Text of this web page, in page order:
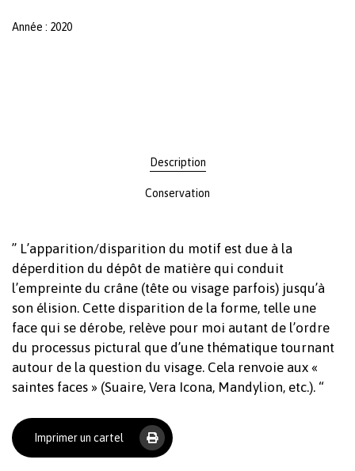
Votre panier est vide.
Année : 2020
Description
Conservation
” L’apparition/disparition du motif est due à la
déperdition du dépôt de matière qui conduit
l’empreinte du crâne (tête ou visage parfois) jusqu’à
son élision. Cette disparition de la forme, telle une
face qui se dérobe, relève pour moi autant de l’ordre
du processus pictural que d’une thématique tournant
autour de la question du visage. Cela renvoie aux «
saintes faces » (Suaire, Vera Icona, Mandylion, etc.). “
Imprimer un cartel